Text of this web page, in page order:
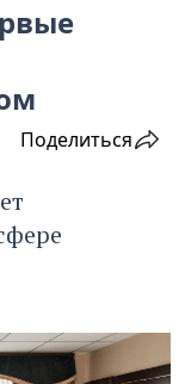
Поделиться